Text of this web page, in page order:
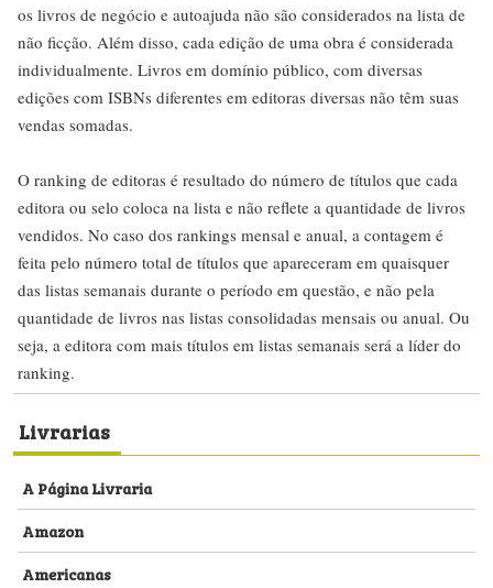
os livros de negócio e autoajuda não são considerados na lista de
não ficção. Além disso, cada edição de uma obra é considerada
individualmente. Livros em domínio público, com diversas
edições com ISBNs diferentes em editoras diversas não têm suas
vendas somadas.
O ranking de editoras é resultado do número de títulos que cada
editora ou selo coloca na lista e não reflete a quantidade de livros
vendidos. No caso dos rankings mensal e anual, a contagem é
feita pelo número total de títulos que apareceram em quaisquer
das listas semanais durante o período em questão, e não pela
quantidade de livros nas listas consolidadas mensais ou anual. Ou
seja, a editora com mais títulos em listas semanais será a líder do
ranking.
Livrarias
A Página Livraria
Amazon
Americanas